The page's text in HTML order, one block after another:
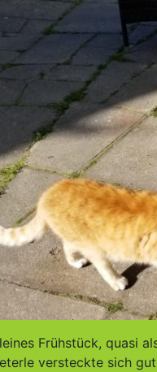
Frühstück, quasi
versteckte sich